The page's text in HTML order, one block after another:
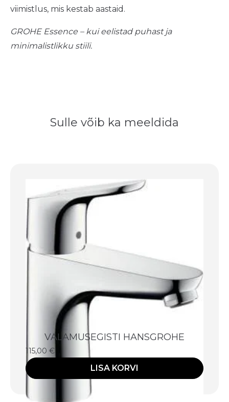
viimistlus, mis kestab aastaid.
GROHE Essence – kui eelistad puhast ja
minimalistlikku stiili.
Sulle võib ka meeldida
VALAMUSEGISTI HANSGROHE
115,00 €
LISA KORVI